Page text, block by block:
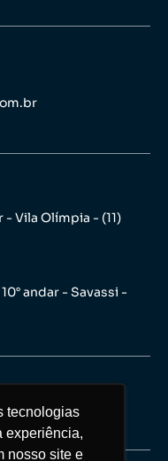
tecnologias
experiência,
nosso site e
tecnologias
experiência,
nosso site e
- Vila Olímpia - (11)
andar - Savassi -